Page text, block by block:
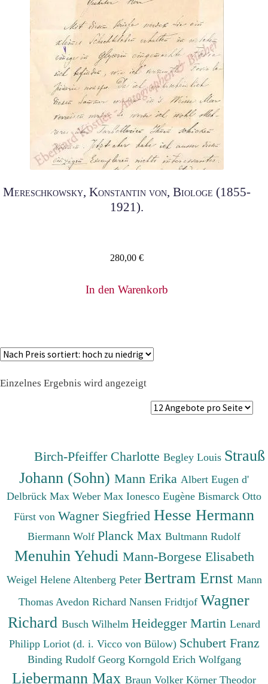
Mereschkowsky, Konstantin von, Biologe (1855-
1921).
280,00 €
In den Warenkorb
Einzelnes Ergebnis wird angezeigt
Birch-Pfeiffer CharlotteBegley Louis Strauß
Johann (Sohn) Mann Erika Albert Eugen d'
Delbrück Max Weber Max Ionesco Eugène Bismarck Otto
Fürst von Wagner Siegfried Hesse Hermann
Biermann Wolf Planck Max Bultmann Rudolf
Menuhin Yehudi Mann-Borgese Elisabeth
Weigel Helene Altenberg Peter Bertram Ernst Mann
Thomas Avedon Richard Nansen Fridtjof Wagner
Richard Busch Wilhelm Heidegger Martin Lenard
Philipp Loriot (d. i. Vicco von Bülow) Schubert Franz
Binding Rudolf Georg Korngold Erich Wolfgang
Liebermann Max Braun Volker Körner Theodor